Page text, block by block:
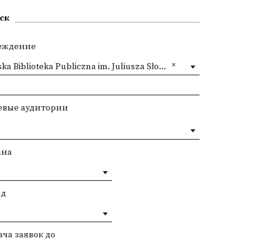
Biblioteka Publiczna im. Juliusza Słowackiego w Tarnowie
аудитории
заявок до